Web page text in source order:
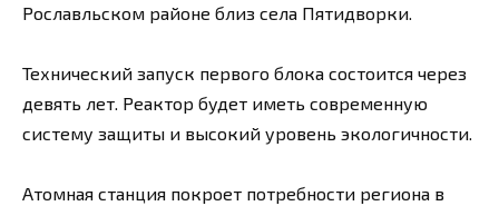
Рославльском районе близ села Пятидворки.
Технический запуск первого блока состоится через
девять лет. Реактор будет иметь современную
систему защиты и высокий уровень экологичности.
Атомная станция покроет потребности региона в